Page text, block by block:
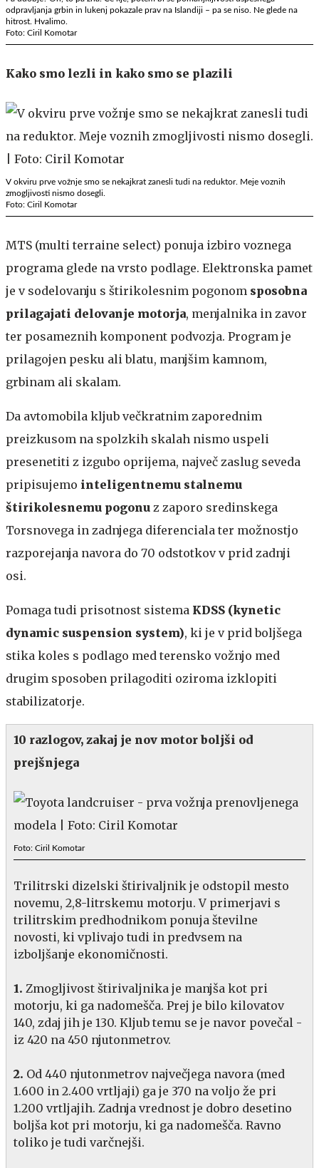
odpravljanja grbin in lukenj pokazale prav na Islandiji – pa se niso. Ne glede na
hitrost. Hvalimo.
Foto: Ciril Komotar
Kako smo lezli in kako smo se plazili
V okviru prve vožnje smo se nekajkrat zanesli tudi na reduktor. Meje voznih
zmogljivosti nismo dosegli.
Foto: Ciril Komotar
MTS (multi terraine select) ponuja izbiro voznega
programa glede na vrsto podlage. Elektronska pamet
je v sodelovanju s štirikolesnim pogonom sposobna
prilagajati delovanje motorja, menjalnika in zavor
ter posameznih komponent podvozja. Program je
prilagojen pesku ali blatu, manjšim kamnom,
grbinam ali skalam.
Da avtomobila kljub večkratnim zaporednim
preizkusom na spolzkih skalah nismo uspeli
presenetiti z izgubo oprijema, največ zaslug seveda
pripisujemo inteligentnemu stalnemu
štirikolesnemu pogonu z zaporo sredinskega
Torsnovega in zadnjega diferenciala ter možnostjo
razporejanja navora do 70 odstotkov v prid zadnji
osi.
Pomaga tudi prisotnost sistema KDSS (kynetic
dynamic suspension system), ki je v prid boljšega
stika koles s podlago med terensko vožnjo med
drugim sposoben prilagoditi oziroma izklopiti
stabilizatorje.
10 razlogov, zakaj je nov motor boljši od
prejšnjega
Foto: Ciril Komotar
Trilitrski dizelski štirivaljnik je odstopil mesto
novemu, 2,8-litrskemu motorju. V primerjavi s
trilitrskim predhodnikom ponuja številne
novosti, ki vplivajo tudi in predvsem na
izboljšanje ekonomičnosti.
1. Zmogljivost štirivaljnika je manjša kot pri
motorju, ki ga nadomešča. Prej je bilo kilovatov
140, zdaj jih je 130. Kljub temu se je navor povečal -
iz 420 na 450 njutonmetrov.
2. Od 440 njutonmetrov največjega navora (med
1.600 in 2.400 vrtljaji) ga je 370 na voljo že pri
1.200 vrtljajih. Zadnja vrednost je dobro desetino
boljša kot pri motorju, ki ga nadomešča. Ravno
toliko je tudi varčnejši.